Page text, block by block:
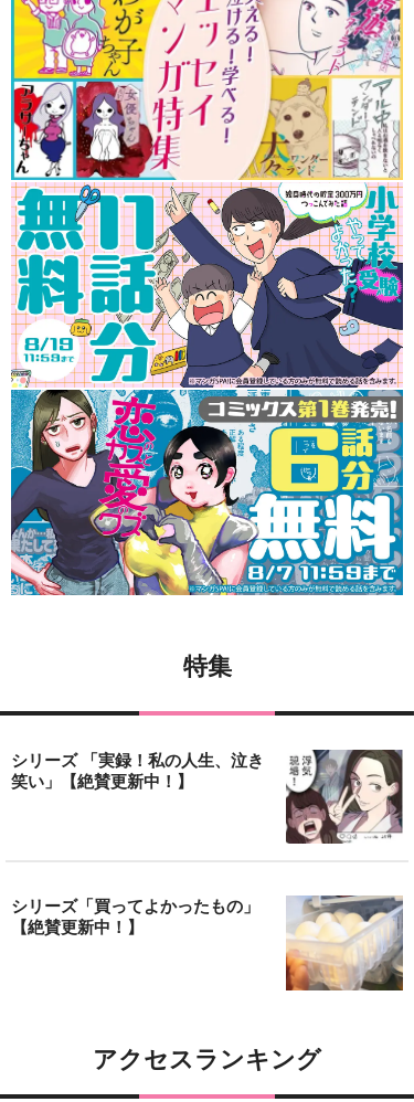
特集
シリーズ 「実録！私の人生、泣き
笑い」【絶賛更新中！】
シリーズ「買ってよかったもの」
【絶賛更新中！】
アクセスランキング